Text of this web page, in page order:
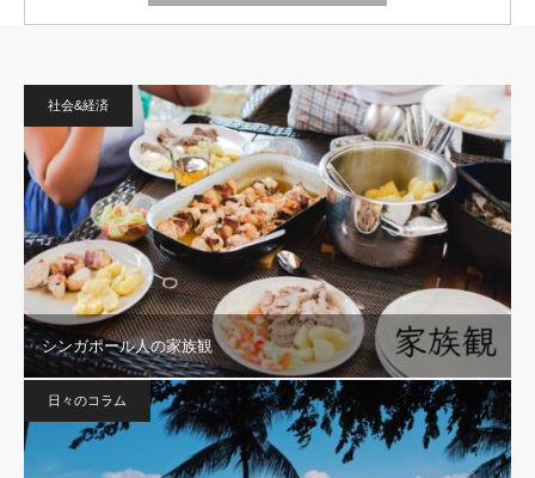
社会&経済
シンガポール人の家族観
日々のコラム